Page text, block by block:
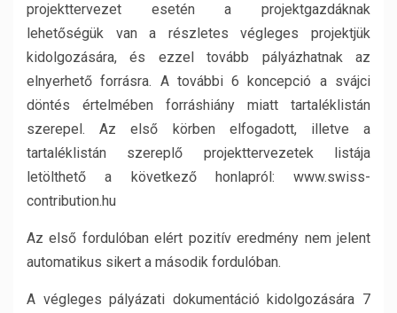
projekttervezet esetén a projektgazdáknak
lehetőségük van a részletes végleges projektjük
kidolgozására, és ezzel tovább pályázhatnak az
elnyerhető forrásra. A további 6 koncepció a svájci
döntés értelmében forráshiány miatt tartaléklistán
szerepel. Az első körben elfogadott, illetve a
tartaléklistán szereplő projekttervezetek listája
letölthető a következő honlapról: www.swiss-
contribution.hu
Az első fordulóban elért pozitív eredmény nem jelent
automatikus sikert a második fordulóban.
A végleges pályázati dokumentáció kidolgozására 7